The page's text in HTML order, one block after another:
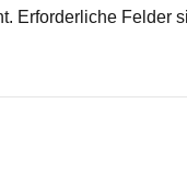
Erforderliche Felder